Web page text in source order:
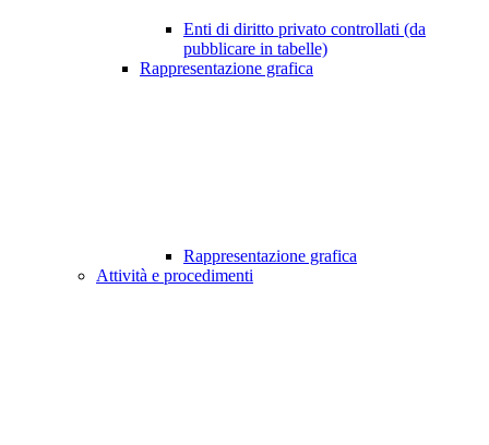
Enti di diritto privato controllati (da
pubblicare in tabelle)
Rappresentazione grafica
Rappresentazione grafica
Attività e procedimenti